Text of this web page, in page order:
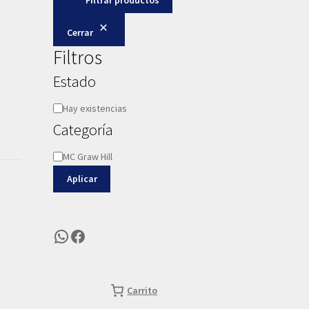
Cerrar
Filtros
Estado
Disponibilidad
Hay existencias
Categoría
Categoría
MC Graw Hill
Aplicar
WhatsApp
Facebook
Carrito